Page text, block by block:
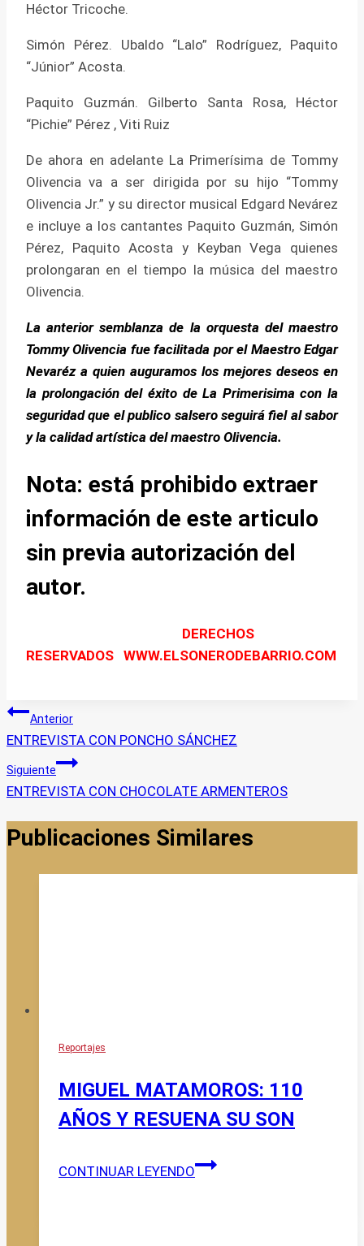
Héctor Tricoche.
Simón Pérez. Ubaldo “Lalo” Rodríguez, Paquito
“Júnior” Acosta.
Paquito Guzmán. Gilberto Santa Rosa, Héctor
“Pichie” Pérez , Viti Ruiz
De ahora en adelante La Primerísima de Tommy
Olivencia va a ser dirigida por su hijo “Tommy
Olivencia Jr.” y su director musical Edgard Nevárez
e incluye a los cantantes Paquito Guzmán, Simón
Pérez, Paquito Acosta y Keyban Vega quienes
prolongaran en el tiempo la música del maestro
Olivencia.
La anterior semblanza de la orquesta del maestro
Tommy Olivencia fue facilitada por el Maestro Edgar
Nevaréz a quien auguramos los mejores deseos en
la prolongación del éxito de La Primerisima con la
seguridad que el publico salsero seguirá fiel al sabor
y la calidad artística del maestro Olivencia.
Nota: está prohibido extraer
información de este articulo
sin previa autorización del
autor.
DERECHOS
RESERVADOS WWW.ELSONERODEBARRIO.COM
Navegación
de
entradas
Anterior
ENTREVISTA CON PONCHO SÁNCHEZ
Siguiente
ENTREVISTA CON CHOCOLATE ARMENTEROS
Publicaciones Similares
Reportajes
MIGUEL MATAMOROS: 110
AÑOS Y RESUENA SU SON
CONTINUAR LEYENDOMIGUEL